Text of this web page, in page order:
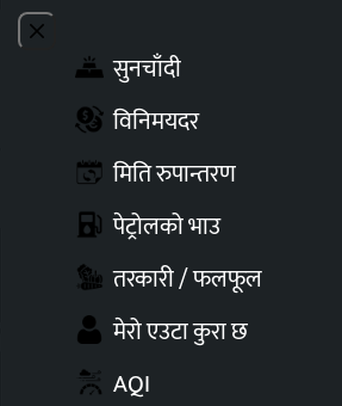
Close menu
सुनचाँदी
विनिमयदर
मिति रुपान्तरण
पेट्रोलको भाउ
तरकारी / फलफूल
मेरो एउटा कुरा छ
AQI